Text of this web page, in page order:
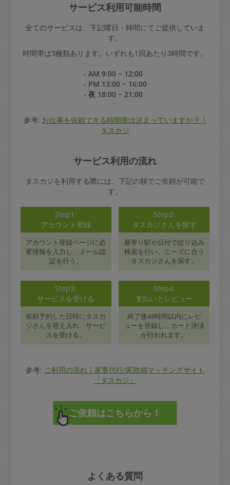
サービス利用可能時間
全てのサービスは、下記曜日・時間にてご提供していま
す。
時間帯は3種類あります。いずれも1回あたり3時間です。
- AM 9:00 ~ 12:00
- PM 13:00 ~ 16:00
- 夜 18:00 ~ 21:00
参考: お仕事を依頼できる時間帯は決まっていますか？ |
タスカジ
サービス利用の流れ
タスカジを利用する際には、下記の順でご依頼が可能で
す。
Step1:
アカウント登録
アカウント登録ページに必
要情報を入力し、メール認
証を行う。
Step2:
タスカジさんを探す
最寄り駅や日付で絞り込み
検索を行い、ニーズに合う
タスカジさんを探す。
Step3:
サービスを受ける
依頼予約した日時にタスカ
ジさんを迎え入れ、サービ
スを受ける。
Step4:
支払いとレビュー
終了後48時間以内にレビ
ューを登録し、カード決済
が行われます。
参考: ご利用の流れ｜家事代行/家政婦マッチングサイト
『タスカジ』
よくある質問